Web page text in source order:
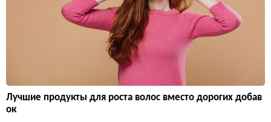
Лучшие продукты для роста волос вместо дорогих добав
ок